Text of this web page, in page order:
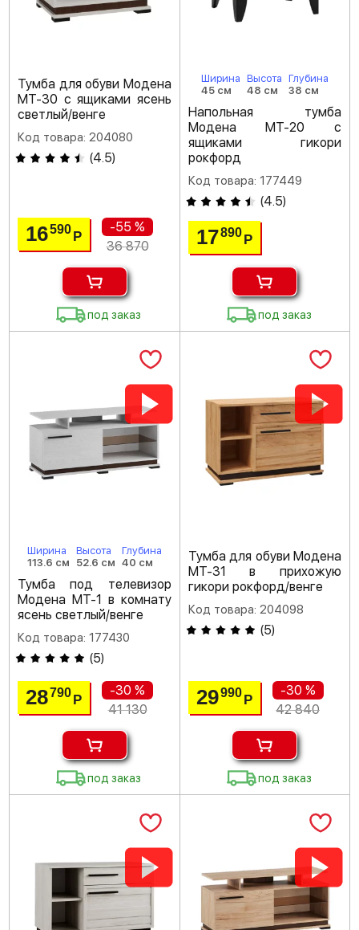
Тумба для обуви Модена
МТ-30 с ящиками ясень
светлый/венге
Код товара: 204080
(4.5)
16590Р
-55 %
36 870
под заказ
Ширина
45 см
Высота
48 см
Глубина
38 см
Напольная тумба
Модена МТ-20 с
ящиками гикори
рокфорд
Код товара: 177449
(4.5)
17890 Р
под заказ
Ширина
113.6 см
Высота
52.6 см
Глубина
40 см
Тумба под телевизор
Модена МТ-1 в комнату
ясень светлый/венге
Код товара: 177430
(5)
28790Р
-30 %
41 130
под заказ
Тумба для обуви Модена
МТ-31 в прихожую
гикори рокфорд/венге
Код товара: 204098
(5)
29990 Р
-30 %
42 840
под заказ